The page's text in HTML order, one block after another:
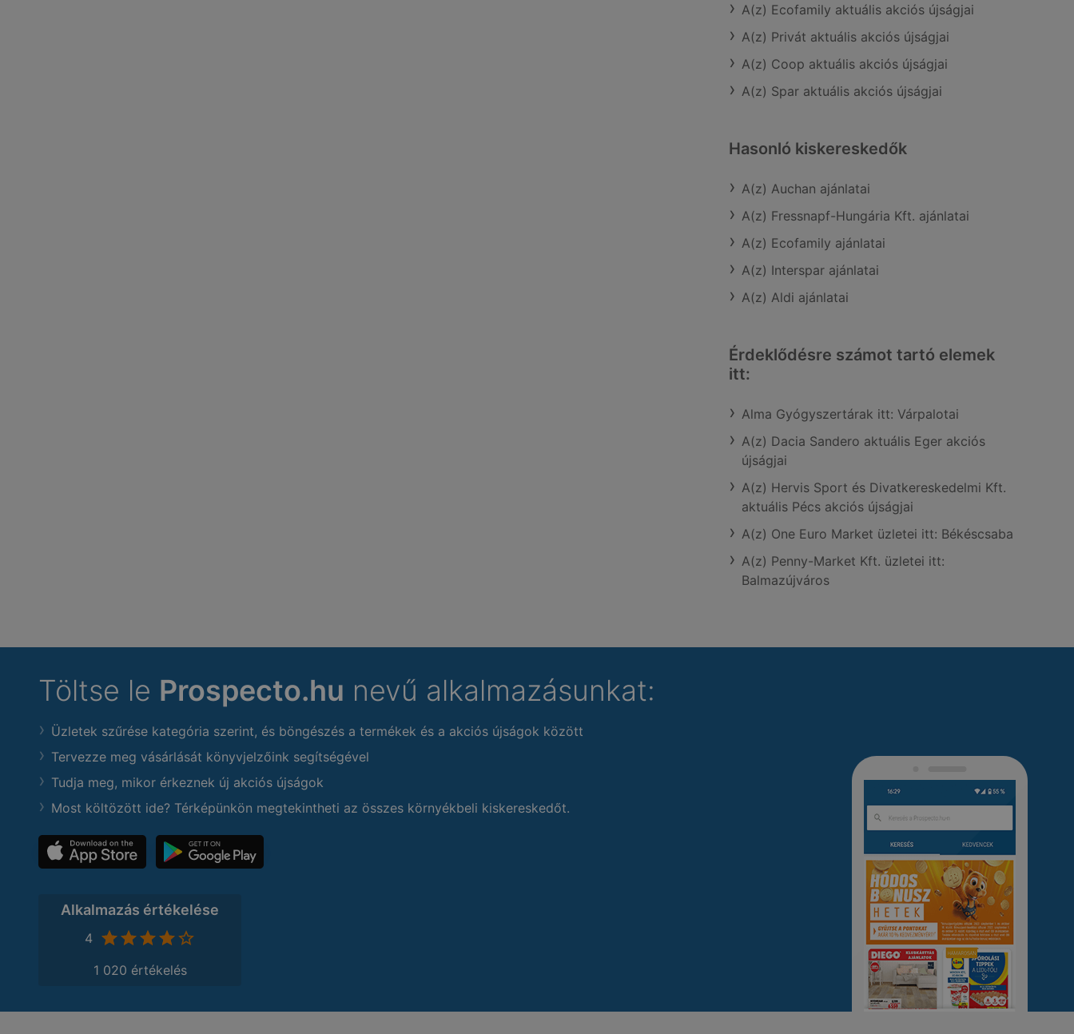
A(z) Ecofamily aktuális akciós újságjai
A(z) Privát aktuális akciós újságjai
A(z) Coop aktuális akciós újságjai
A(z) Spar aktuális akciós újságjai
Hasonló kiskereskedők
A(z) Auchan ajánlatai
A(z) Fressnapf-Hungária Kft. ajánlatai
A(z) Ecofamily ajánlatai
A(z) Interspar ajánlatai
A(z) Aldi ajánlatai
Érdeklődésre számot tartó elemek
itt:
Alma Gyógyszertárak itt: Várpalotai
A(z) Dacia Sandero aktuális Eger akciós
újságjai
A(z) Hervis Sport és Divatkereskedelmi Kft.
aktuális Pécs akciós újságjai
A(z) One Euro Market üzletei itt: Békéscsaba
A(z) Penny-Market Kft. üzletei itt:
Balmazújváros
Töltse le Prospecto.hu nevű alkalmazásunkat:
Üzletek szűrése kategória szerint, és böngészés a termékek és a akciós újságok között
Tervezze meg vásárlását könyvjelzőink segítségével
Tudja meg, mikor érkeznek új akciós újságok
Most költözött ide? Térképünkön megtekintheti az összes környékbeli kiskereskedőt.
Alkalmazás értékelése
4
1 020 értékelés